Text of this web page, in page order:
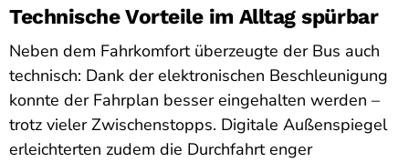
Technische Vorteile im Alltag spürbar
Neben dem Fahrkomfort überzeugte der Bus auch
technisch: Dank der elektronischen Beschleunigung
konnte der Fahrplan besser eingehalten werden –
trotz vieler Zwischenstopps. Digitale Außenspiegel
erleichterten zudem die Durchfahrt enger